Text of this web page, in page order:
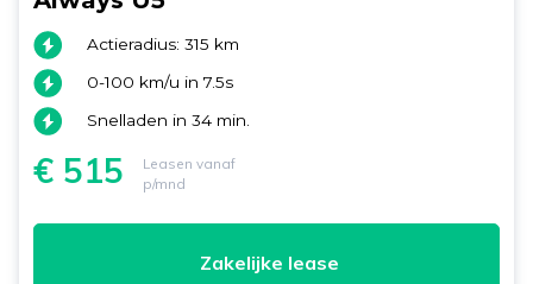
Actieradius: 315 km
0-100 km/u in 7.5s
Snelladen in 34 min.
€ 515
Leasen vanaf
p/mnd
Zakelijke lease